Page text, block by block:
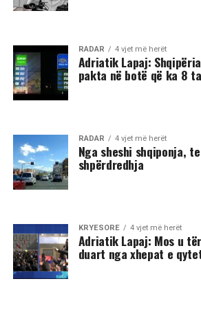
RADAR 4 vjet më herët
Adriatik Lapaj:
pakta në botë që ka 8
RADAR 4 vjet më herët
Nga sheshi shqiponja,
shpërdredhja
KRYESORE 4 vjet më herët
Adriatik Lapaj: Mos u
duart nga xhepat e